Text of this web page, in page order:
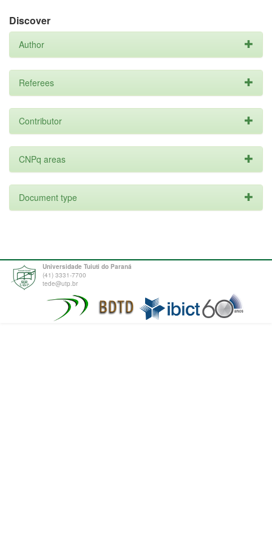
Discover
Author
Referees
Contributor
CNPq areas
Document type
Universidade Tuiuti do Paraná
(41) 3331-7700
tede@utp.br